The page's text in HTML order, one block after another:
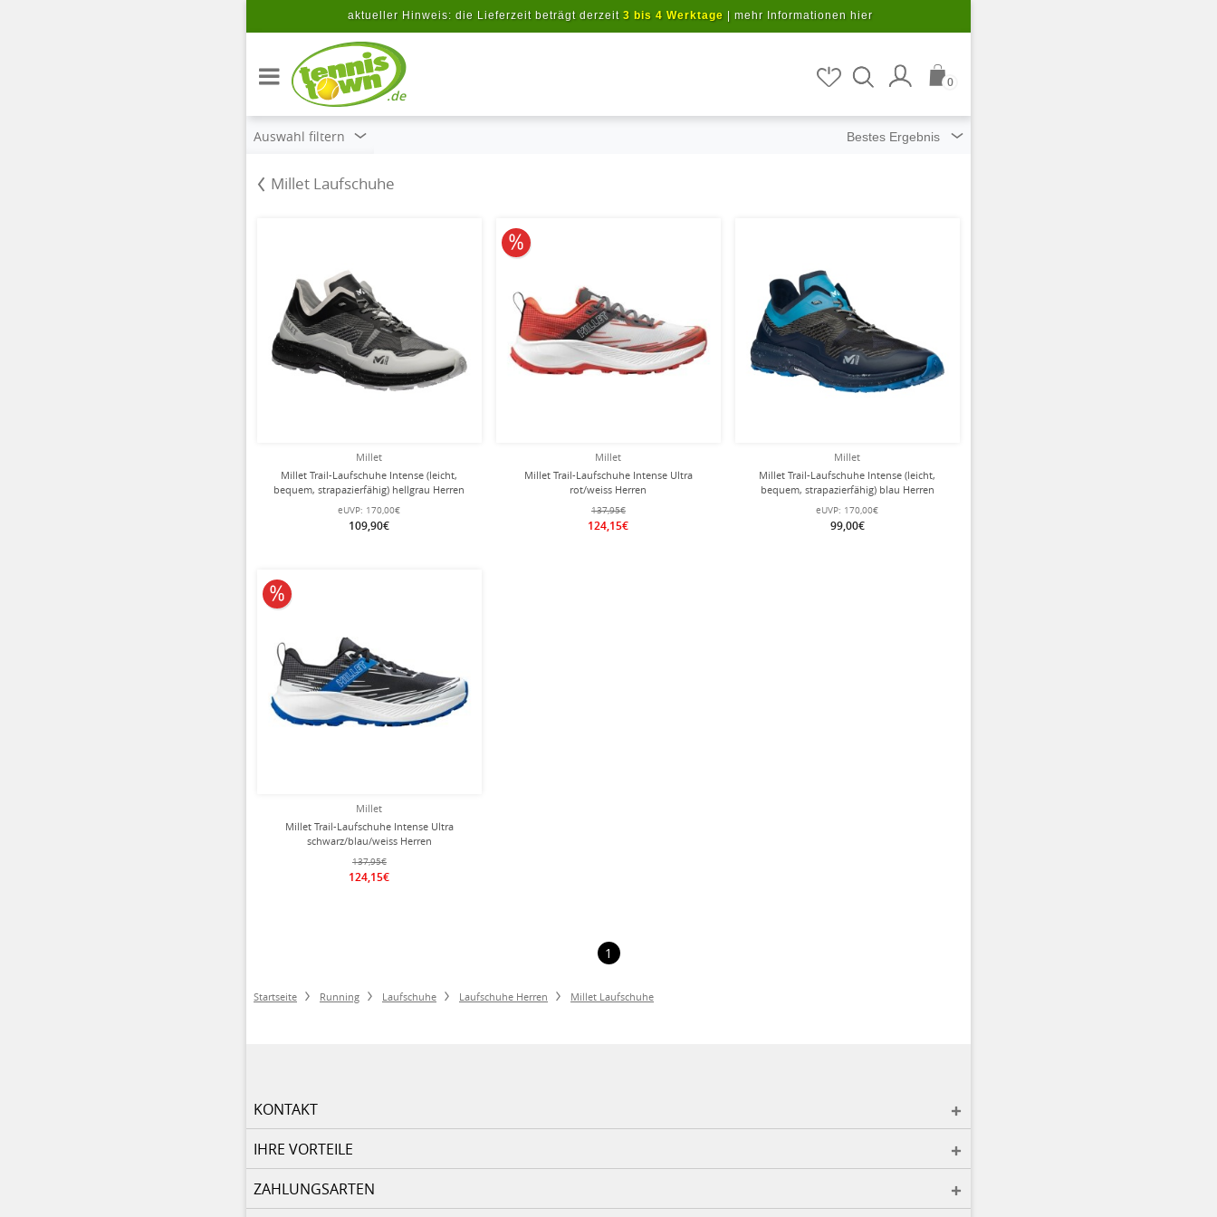
aktueller Hinweis: die Lieferzeit beträgt derzeit 3 bis 4 Werktage mehr Informationen hier
.de
0
Auswahl filtern
Millet Laufschuhe
Millet
Millet Trail-Laufschuhe Intense (leicht,
bequem, strapazierfähig) hellgrau Herren
eUVP: 170,00€
109,90€
Millet
Millet Trail-Laufschuhe Intense Ultra
rot/weiss Herren
137,95€
124,15€
10% reduziert
Millet
Millet Trail-Laufschuhe Intense (leicht,
bequem, strapazierfähig) blau Herren
eUVP: 170,00€
99,00€
Millet
Millet Trail-Laufschuhe Intense Ultra
schwarz/blau/weiss Herren
137,95€
124,15€
10% reduziert
1
Startseite Running Laufschuhe Laufschuhe Herren Millet Laufschuhe
KONTAKT
IHRE VORTEILE
ZAHLUNGSARTEN